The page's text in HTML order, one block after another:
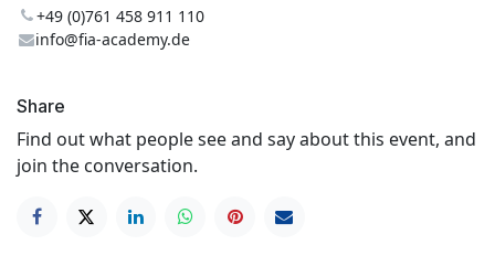
+49 (0)761 458 911 110
info@fia-academy.de
Share
Find out what people see and say about this event, and
join the conversation.